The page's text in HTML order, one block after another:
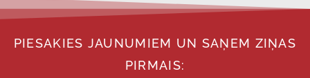
PIESAKIES JAUNUMIEM UN SAŅEM ZIŅAS
PIRMAIS: